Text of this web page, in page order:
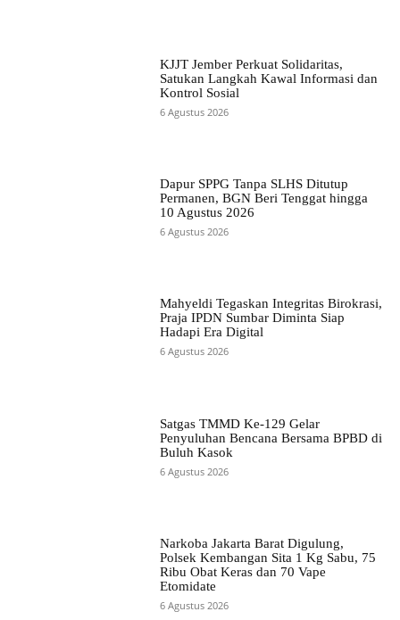
KJJT Jember Perkuat Solidaritas,
Satukan Langkah Kawal Informasi dan
Kontrol Sosial
6 Agustus 2026
Dapur SPPG Tanpa SLHS Ditutup
Permanen, BGN Beri Tenggat hingga
10 Agustus 2026
6 Agustus 2026
Mahyeldi Tegaskan Integritas Birokrasi,
Praja IPDN Sumbar Diminta Siap
Hadapi Era Digital
6 Agustus 2026
Satgas TMMD Ke-129 Gelar
Penyuluhan Bencana Bersama BPBD di
Buluh Kasok
6 Agustus 2026
Narkoba Jakarta Barat Digulung,
Polsek Kembangan Sita 1 Kg Sabu, 75
Ribu Obat Keras dan 70 Vape
Etomidate
6 Agustus 2026